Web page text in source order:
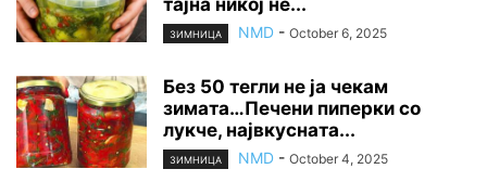
ЗИМНИЦА NMD - October 6, 2025
Без 50 тегли не ја чекам
зимата…Печени пиперки со
лукче, највкусната...
ЗИМНИЦА NMD - October 4, 2025